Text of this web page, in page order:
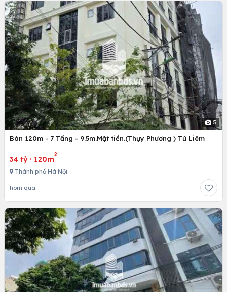
5
Bán 120m - 7 Tầng - 9.5m.Mặt tiền.(Thụy Phương ) Từ Liêm
34 tỷ · 120m
2
Thành phố Hà Nội
hôm qua